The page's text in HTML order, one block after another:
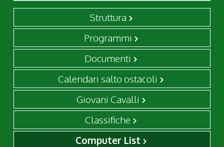
Struttura
Programmi
Documenti
Calendari salto ostacoli
Giovani Cavalli
Classifiche
Computer List